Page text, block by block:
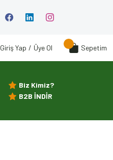
Giriş Yap / Üye Ol Sepetim
Biz Kimiz?
B2B İNDİR